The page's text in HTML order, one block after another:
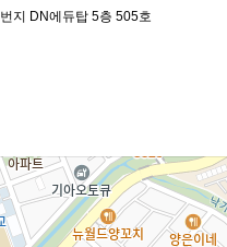
지 DN에듀탑 5층 505호